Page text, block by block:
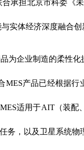
承担北京市科委《
实体经济深度融合
为企业制造的柔性
产品已经根据
适用于AIT（装
，以及卫星系统物